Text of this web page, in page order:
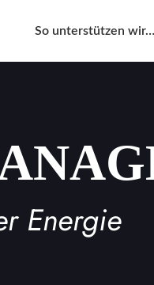
So unterstützen wir…
Energie